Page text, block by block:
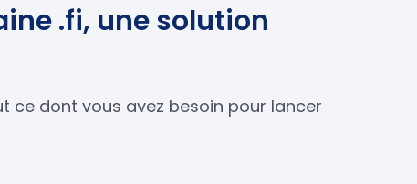
.fi, une solution
ce dont vous avez besoin pour lancer